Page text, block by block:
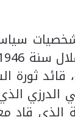
شخصيات
الدرزي
الذي